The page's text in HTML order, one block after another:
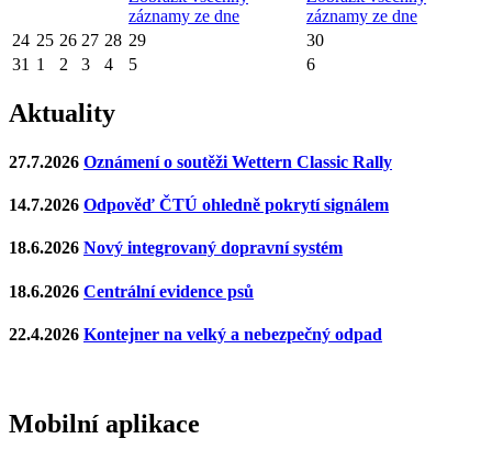
záznamy ze dne
záznamy ze dne
24 25 26 27 28 29
30
31 1 2 3 4 5 6
Aktuality
27.7.2026 Oznámení o soutěži Wettern Classic Rally
14.7.2026 Odpověď ČTÚ ohledně pokrytí signálem
18.6.2026 Nový integrovaný dopravní systém
18.6.2026 Centrální evidence psů
22.4.2026 Kontejner na velký a nebezpečný odpad
Mobilní aplikace